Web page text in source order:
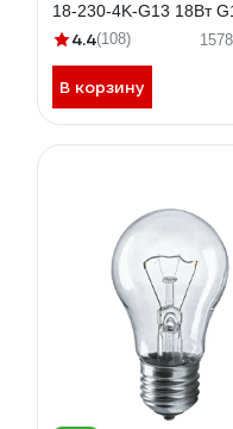
18-230-4K-G13 18Вт
1600лм 176-264В
4.4(108)
В корзину